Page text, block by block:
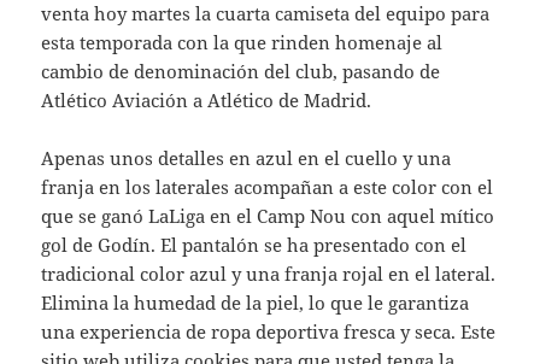
venta hoy martes la cuarta camiseta del equipo para
esta temporada con la que rinden homenaje al
cambio de denominación del club, pasando de
Atlético Aviación a Atlético de Madrid.
Apenas unos detalles en azul en el cuello y una
franja en los laterales acompañan a este color con el
que se ganó LaLiga en el Camp Nou con aquel mítico
gol de Godín. El pantalón se ha presentado con el
tradicional color azul y una franja rojal en el lateral.
Elimina la humedad de la piel, lo que le garantiza
una experiencia de ropa deportiva fresca y seca. Este